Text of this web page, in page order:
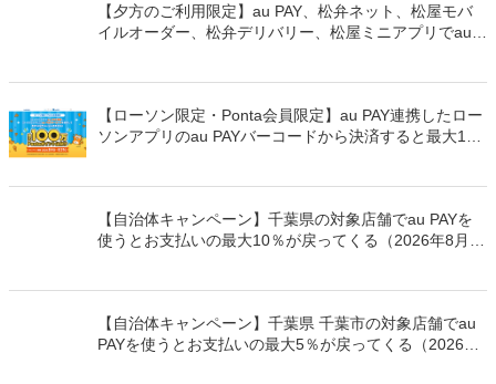
【夕方のご利用限定】au PAY、松弁ネット、松屋モバ
イルオーダー、松弁デリバリー、松屋ミニアプリでau
【ローソン限定・Ponta会員限定】au PAY連携したロー
ソンアプリのau PAYバーコードから決済すると最大100
【自治体キャンペーン】千葉県の対象店舗でau PAYを
使うとお支払いの最大10％が戻ってくる（2026年8月7
【自治体キャンペーン】千葉県 千葉市の対象店舗でau
PAYを使うとお支払いの最大5％が戻ってくる（2026年